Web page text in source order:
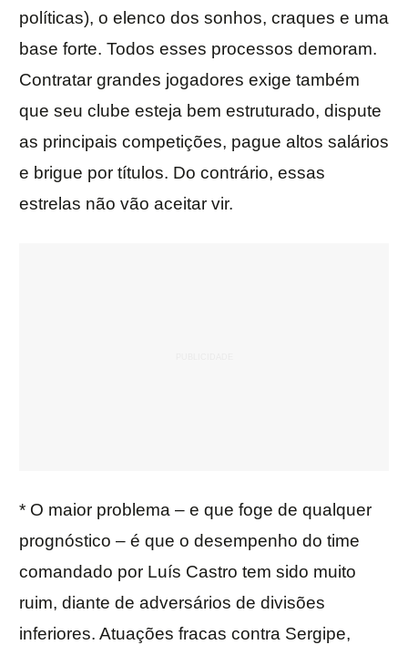
políticas), o elenco dos sonhos, craques e uma
base forte. Todos esses processos demoram.
Contratar grandes jogadores exige também
que seu clube esteja bem estruturado, dispute
as principais competições, pague altos salários
e brigue por títulos. Do contrário, essas
estrelas não vão aceitar vir.
* O maior problema – e que foge de qualquer
prognóstico – é que o desempenho do time
comandado por Luís Castro tem sido muito
ruim, diante de adversários de divisões
inferiores. Atuações fracas contra Sergipe,